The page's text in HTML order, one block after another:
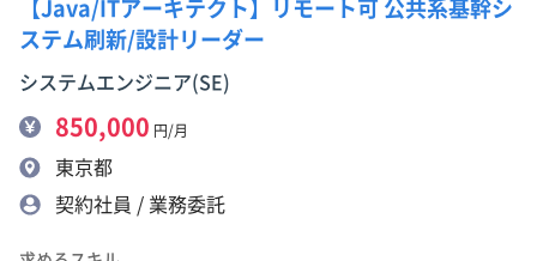
【Java/ITアーキテクト】リモート可 公共系基幹シ
ステム刷新/設計リーダー
システムエンジニア(SE)
850,000 円/月
東京都
契約社員 / 業務委託